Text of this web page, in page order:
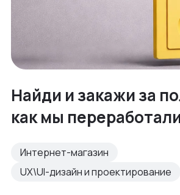
Найди и закажи за
как мы
Интернет-магазин
UX\UI-дизайн и проектирование